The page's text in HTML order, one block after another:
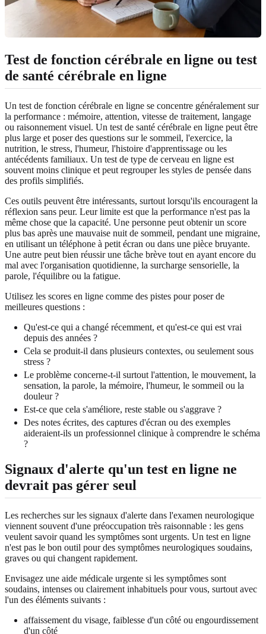
Test de fonction cérébrale en ligne ou test
de santé cérébrale en ligne
Un test de fonction cérébrale en ligne se concentre généralement sur
la performance : mémoire, attention, vitesse de traitement, langage
ou raisonnement visuel. Un test de santé cérébrale en ligne peut être
plus large et poser des questions sur le sommeil, l'exercice, la
nutrition, le stress, l'humeur, l'histoire d'apprentissage ou les
antécédents familiaux. Un test de type de cerveau en ligne est
souvent moins clinique et peut regrouper les styles de pensée dans
des profils simplifiés.
Ces outils peuvent être intéressants, surtout lorsqu'ils encouragent la
réflexion sans peur. Leur limite est que la performance n'est pas la
même chose que la capacité. Une personne peut obtenir un score
plus bas après une mauvaise nuit de sommeil, pendant une migraine,
en utilisant un téléphone à petit écran ou dans une pièce bruyante.
Une autre peut bien réussir une tâche brève tout en ayant encore du
mal avec l'organisation quotidienne, la surcharge sensorielle, la
parole, l'équilibre ou la fatigue.
Utilisez les scores en ligne comme des pistes pour poser de
meilleures questions :
Qu'est-ce qui a changé récemment, et qu'est-ce qui est vrai
depuis des années ?
Cela se produit-il dans plusieurs contextes, ou seulement sous
stress ?
Le problème concerne-t-il surtout l'attention, le mouvement, la
sensation, la parole, la mémoire, l'humeur, le sommeil ou la
douleur ?
Est-ce que cela s'améliore, reste stable ou s'aggrave ?
Des notes écrites, des captures d'écran ou des exemples
aideraient-ils un professionnel clinique à comprendre le schéma
?
Signaux d'alerte qu'un test en ligne ne
devrait pas gérer seul
Les recherches sur les signaux d'alerte dans l'examen neurologique
viennent souvent d'une préoccupation très raisonnable : les gens
veulent savoir quand les symptômes sont urgents. Un test en ligne
n'est pas le bon outil pour des symptômes neurologiques soudains,
graves ou qui changent rapidement.
Envisagez une aide médicale urgente si les symptômes sont
soudains, intenses ou clairement inhabituels pour vous, surtout avec
l'un des éléments suivants :
affaissement du visage, faiblesse d'un côté ou engourdissement
d'un côté